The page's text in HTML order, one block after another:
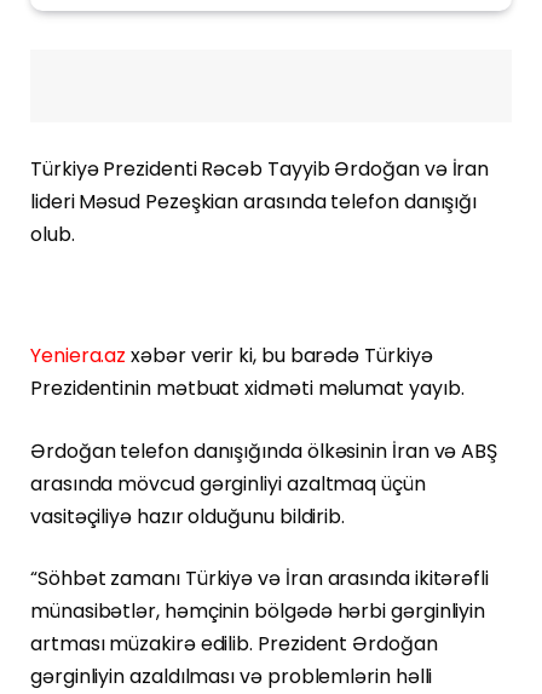
Türkiyə Prezidenti Rəcəb Tayyib Ərdoğan və İran
lideri Məsud Pezeşkian arasında telefon danışığı
olub.
Yeniera.az xəbər verir ki, bu barədə Türkiyə
Prezidentinin mətbuat xidməti məlumat yayıb.
Ərdoğan telefon danışığında ölkəsinin İran və ABŞ
arasında mövcud gərginliyi azaltmaq üçün
vasitəçiliyə hazır olduğunu bildirib.
“Söhbət zamanı Türkiyə və İran arasında ikitərəfli
münasibətlər, həmçinin bölgədə hərbi gərginliyin
artması müzakirə edilib. Prezident Ərdoğan
gərginliyin azaldılması və problemlərin həlli